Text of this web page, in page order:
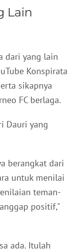
Lain
dari yang lain
Konspirata
sikapnya
FC berlaga.
Dauri yang
berangkat dari
untuk menilai
teman-
positif,"
ada. Itulah